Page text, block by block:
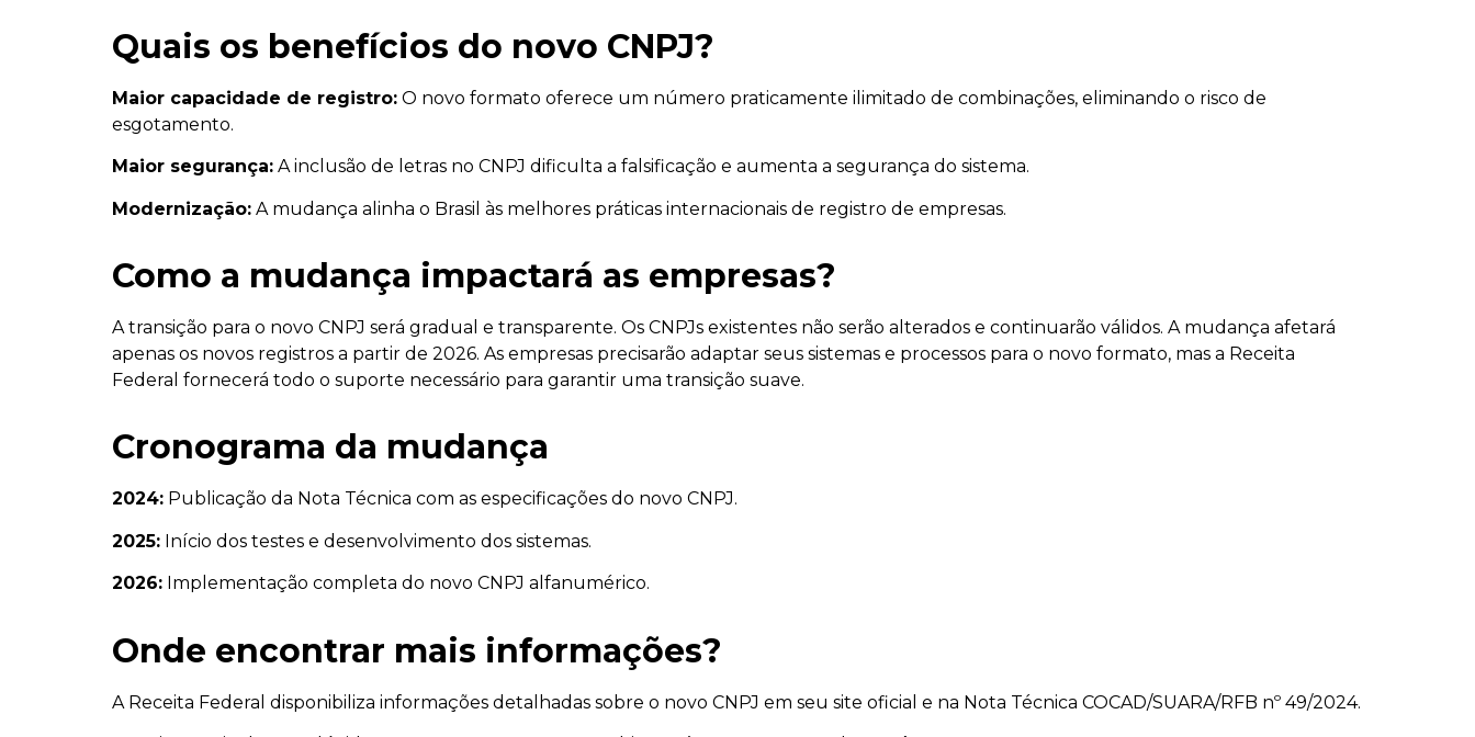
Quais os benefícios do novo CNPJ?
Maior capacidade de registro: O novo formato oferece um número praticamente ilimitado de combinações, eliminando o risco de
esgotamento.
Maior segurança: A inclusão de letras no CNPJ dificulta a falsificação e aumenta a segurança do sistema.
Modernização: A mudança alinha o Brasil às melhores práticas internacionais de registro de empresas.
Como a mudança impactará as empresas?
A transição para o novo CNPJ será gradual e transparente. Os CNPJs existentes não serão alterados e continuarão válidos. A mudança afetará
apenas os novos registros a partir de 2026. As empresas precisarão adaptar seus sistemas e processos para o novo formato, mas a Receita
Federal fornecerá todo o suporte necessário para garantir uma transição suave.
Cronograma da mudança
2024: Publicação da Nota Técnica com as especificações do novo CNPJ.
2025: Início dos testes e desenvolvimento dos sistemas.
2026: Implementação completa do novo CNPJ alfanumérico.
Onde encontrar mais informações?
A Receita Federal disponibiliza informações detalhadas sobre o novo CNPJ em seu site oficial e na Nota Técnica COCAD/SUARA/RFB nº 49/2024.